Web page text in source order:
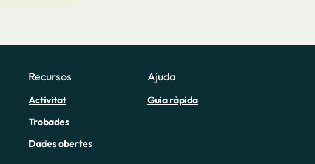
Recursos
Activitat
Trobades
Dades obertes
Ajuda
Guia ràpida